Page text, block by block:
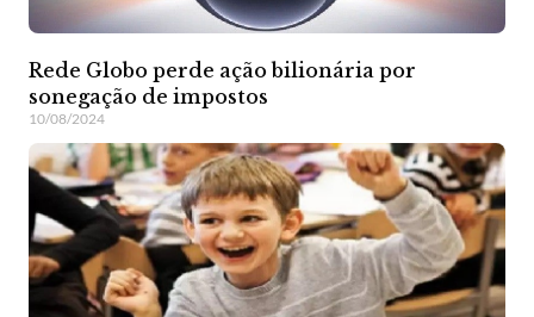
Rede Globo perde ação bilionária por
sonegação de impostos
10/08/2024